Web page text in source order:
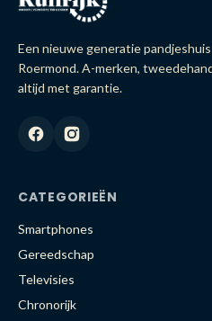
Een nieuwe generatie
Roermond. A-merken,
altijd met garantie.
CATEGORIEËN
Smartphones
Gereedschap
Televisies
Chronorijk